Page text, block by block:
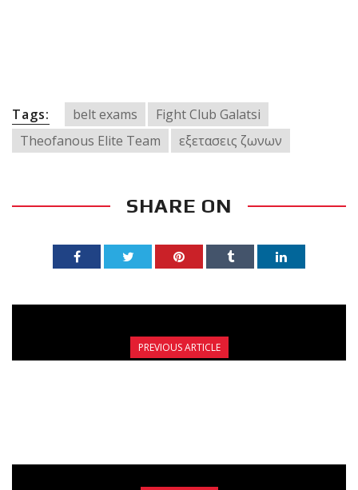
Tags: belt exams
Fight Club Galatsi
Theofanous Elite Team
εξετασεις ζωνων
SHARE ON
PREVIOUS ARTICLE